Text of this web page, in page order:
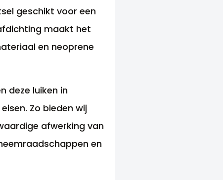
geschikt voor een
maakt het
en neoprene
deze luiken in
Zo bieden wij
afwerking van
en